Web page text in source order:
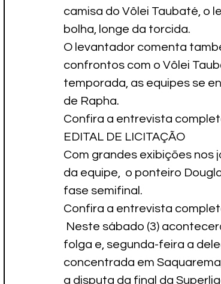
camisa do Vôlei Taubaté, o
bolha, longe da torcida.
O levantador comenta
confrontos com o Vôlei
temporada, as equipes se
de Rapha.
Confira a entrevista
EDITAL DE LICITAÇÃO
Com grandes exibições nos
da equipe,  o ponteiro
fase semifinal.
Confira a entrevista
Neste sábado (3)
folga e, segunda-feira a
concentrada em
a disputa da final da